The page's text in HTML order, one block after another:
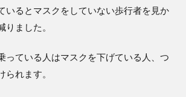
いるとマスクをしていない歩行者を見か
りました。
っている人はマスクを下げている人、つ
られます。